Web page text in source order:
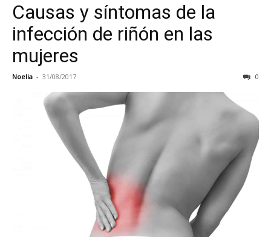
Causas y síntomas de la
infección de riñón en las
mujeres
Noelia - 31/08/2017 0